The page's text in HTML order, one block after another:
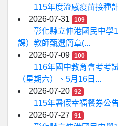
115年度流感疫苗接種
2026-07-31
109
彰化縣立伸港國民中學
課）教師甄選簡章(...
2026-07-09
100
116年國中教育會考考
（星期六）、5月16日...
2026-07-20
92
115年暑假幸福餐券公
2026-07-27
91